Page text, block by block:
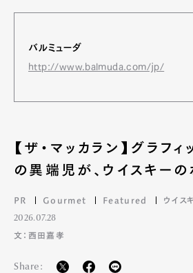
バルミューダ
http://www.balmuda.com/jp/
【ザ・マッカラン】グラフ
の異端児が、ウイスキーの
PR Gourmet Featured ウイス
2026.07.28
文：西田嘉孝
Share: